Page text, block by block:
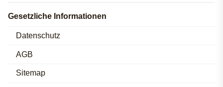
Gesetzliche Informationen
Datenschutz
AGB
Sitemap